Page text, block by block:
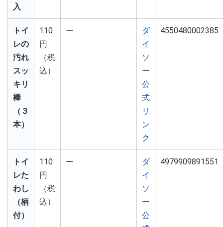
入
トイ
レの
汚れ
スッ
キリ
棒
（３
本）
110
円
（税
込）
ー
ダ
イ
ソ
ー
公
式
リ
ン
ク
4550480002385
トイ
レた
わし
（柄
付）
110
円
（税
込）
ー
ダ
イ
ソ
ー
公
4979909891551